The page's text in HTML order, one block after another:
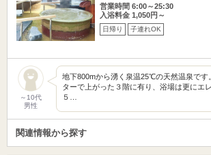
営業時間 6:00～25:30
入浴料金 1,050円～
日帰り 子連れOK
～10代
男性
地下800mから湧く泉温25℃の天然温泉です
ターで上がった３階に有り、浴場は更にエ
５…
関連情報から探す